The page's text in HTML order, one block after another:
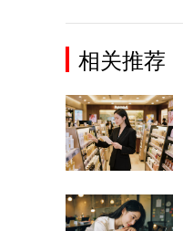
相关推荐